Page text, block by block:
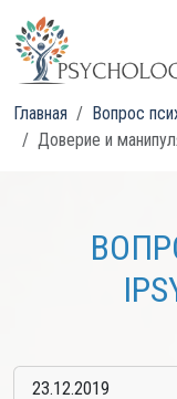
Главная
Вопрос
Доверие и
23.12.2019